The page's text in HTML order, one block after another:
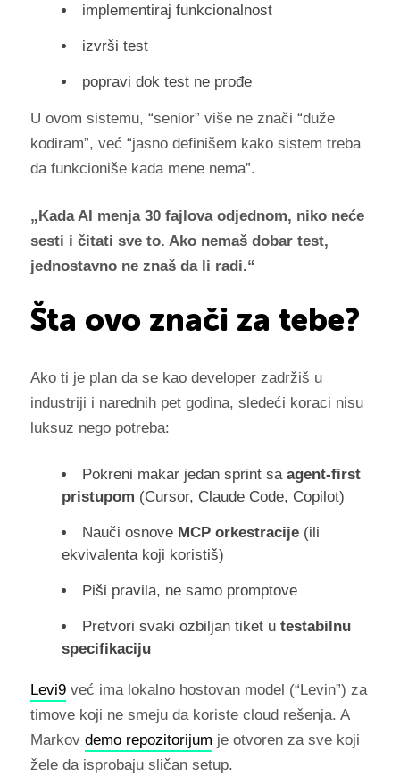
implementiraj funkcionalnost
izvrši test
popravi dok test ne prođe
U ovom sistemu, “senior” više ne znači “duže
kodiram”, već “jasno definišem kako sistem treba
da funkcioniše kada mene nema”.
„Kada AI menja 30 fajlova odjednom, niko neće
sesti i čitati sve to. Ako nemaš dobar test,
jednostavno ne znaš da li radi.“
Šta ovo znači za tebe?
Ako ti je plan da se kao developer zadržiš u
industriji i narednih pet godina, sledeći koraci nisu
luksuz nego potreba:
Pokreni makar jedan sprint sa agent-first
pristupom (Cursor, Claude Code, Copilot)
Nauči osnove MCP orkestracije(ili
ekvivalenta koji koristiš)
Piši pravila, ne samo promptove
Pretvori svaki ozbiljan tiket u testabilnu
specifikaciju
Levi9već ima lokalno hostovan model (“Levin”) za
timove koji ne smeju da koriste cloud rešenja. A
Markov demo repozitorijum je otvoren za sve koji
žele da isprobaju sličan setup.